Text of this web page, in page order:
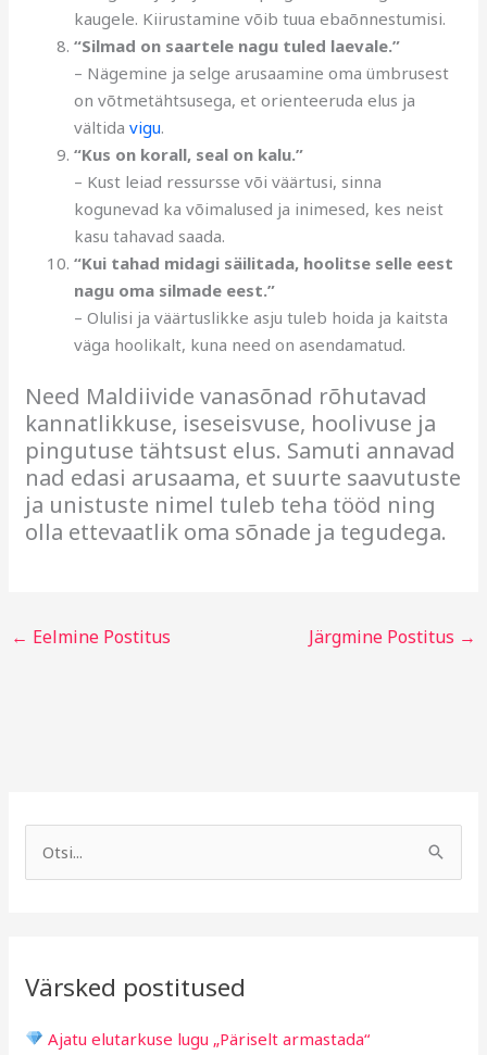
kaugele. Kiirustamine võib tuua ebaõnnestumisi.
“Silmad on saartele nagu tuled laevale.”
– Nägemine ja selge arusaamine oma ümbrusest
on võtmetähtsusega, et orienteeruda elus ja
vältidavigu.
“Kus on korall, seal on kalu.”
– Kust leiad ressursse või väärtusi, sinna
kogunevad ka võimalused ja inimesed, kes neist
kasu tahavad saada.
“Kui tahad midagi säilitada, hoolitse selle eest
nagu oma silmade eest.”
– Olulisi ja väärtuslikke asju tuleb hoida ja kaitsta
väga hoolikalt, kuna need on asendamatud.
Need Maldiivide vanasõnad rõhutavad
kannatlikkuse, iseseisvuse, hoolivuse ja
pingutuse tähtsust elus. Samuti annavad
nad edasi arusaama, et suurte saavutuste
ja unistuste nimel tuleb teha tööd ning
olla ettevaatlik oma sõnade ja tegudega.
← Eelmine Postitus Järgmine Postitus →
c
Värsked postitused
Ajatu elutarkuse lugu „Päriselt armastada“
g
i